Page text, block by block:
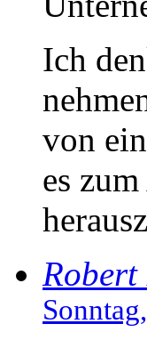
Ich
von
es
Robert